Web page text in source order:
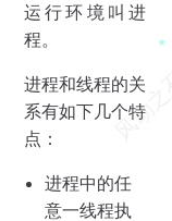
运行环境叫进
程。
进程和线程的关
系有如下几个特
点：
进程中的任
意一线程执